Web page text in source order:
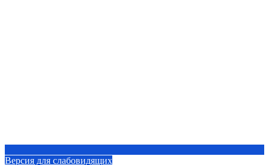
Версия для слабовидящих